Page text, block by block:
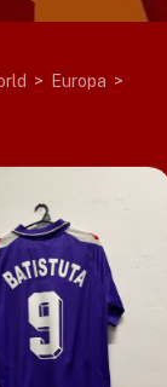
> Europa >